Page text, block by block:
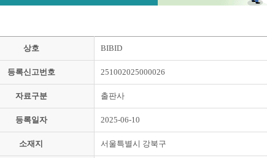
상호 BIBID
등록신고번호 251002025000026
자료구분 출판사
등록일자 2025-06-10
소재지 서울특별시 강북구